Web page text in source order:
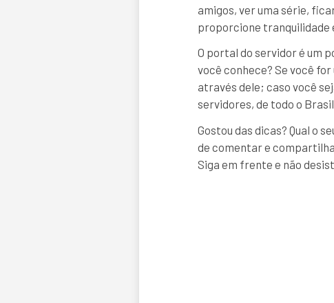
amigos, ver uma série,
proporcione tranquilidade
O portal do servidor é um
você conhece? Se você
através dele; caso você
servidores, de todo o
Gostou das dicas? Qual o
de comentar e
Siga em frente e não